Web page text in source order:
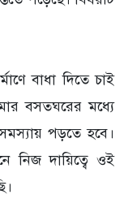
বাধা দিতে চাই
বসতঘরের মধ্যে
পড়তে হবে।
নিজ দায়িত্বে ওই